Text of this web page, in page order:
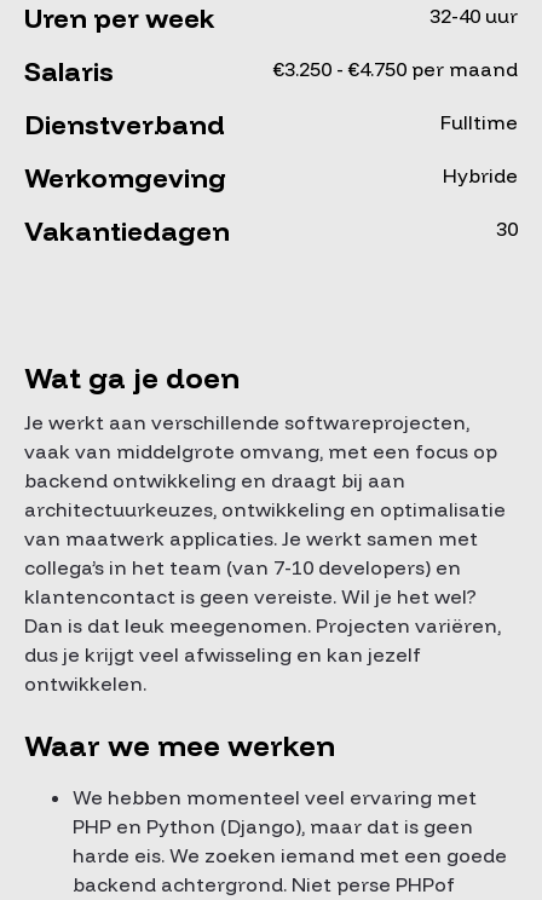
Uren per week 32-40 uur
Salaris €3.250 - €4.750 per maand
Dienstverband Fulltime
Werkomgeving Hybride
Vakantiedagen 30
Wat ga je doen
Je werkt aan verschillende softwareprojecten,
vaak van middelgrote omvang, met een focus op
backend ontwikkeling en draagt bij aan
architectuurkeuzes, ontwikkeling en optimalisatie
van maatwerk applicaties. Je werkt samen met
collega’s in het team (van 7-10 developers) en
klanten­contact is geen vereiste. Wil je het wel?
Dan is dat leuk meegenomen. Projecten variëren,
dus je krijgt veel afwisseling en kan jezelf
ontwikkelen.
Waar we mee werken
We hebben momenteel veel ervaring met
PHP en Python (Django), maar dat is geen
harde eis. We zoeken iemand met een goede
backend­ achtergrond. Niet perse PHPof